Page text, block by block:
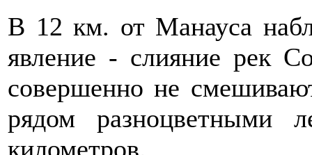
В 12 км. от Манауса
явление - слияние рек
совершенно не
рядом разноцветными
километров.